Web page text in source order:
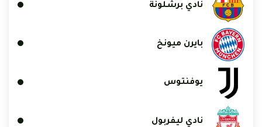
نادي برشلونة
بايرن ميونخ
يوفنتوس
نادي ليفربول